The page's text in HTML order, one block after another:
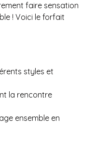
faire sensation
! Voici le forfait
styles et
la rencontre
ensemble en